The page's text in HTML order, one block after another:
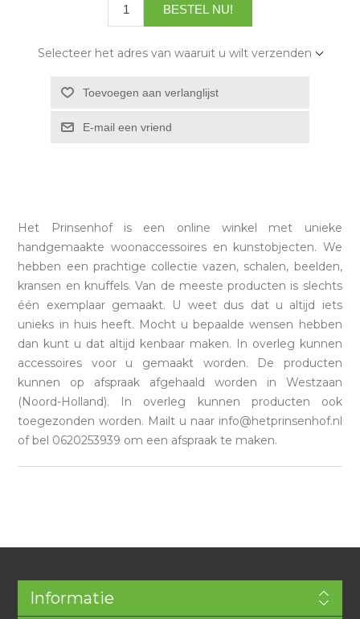
Selecteer het adres van waaruit u wilt verzenden
Het Prinsenhof is een online winkel met unieke
handgemaakte woonaccessoires en kunstobjecten. We
hebben een prachtige collectie vazen, schalen, beelden,
kransen en knuffels. Van de meeste producten is slechts
één exemplaar gemaakt. U weet dus dat u altijd iets
unieks in huis heeft. Mocht u bepaalde wensen hebben
dan kunt u dat altijd kenbaar maken. In overleg kunnen
accessoires voor u gemaakt worden. De producten
kunnen op afspraak afgehaald worden in Westzaan
(Noord-Holland). In overleg kunnen producten ook
toegezonden worden. Mailt u naar info@hetprinsenhof.nl
of bel 0620253939 om een afspraak te maken.
Informatie